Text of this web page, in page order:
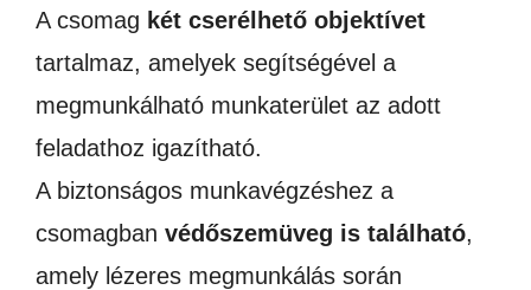
A csomag két cserélhető objektívet
tartalmaz, amelyek segítségével a
megmunkálható munkaterület az adott
feladathoz igazítható.
A biztonságos munkavégzéshez a
csomagban védőszemüveg is található,
amely lézeres megmunkálás során